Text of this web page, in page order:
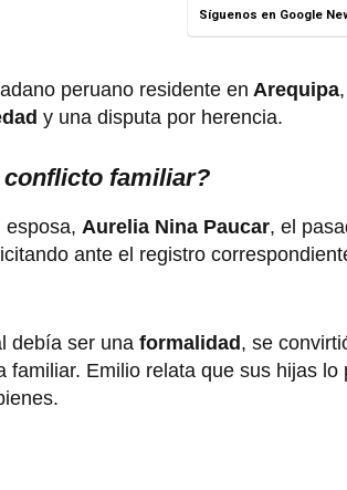
Síguenos en Google
peruano residente en Arequipa
y una disputa por herencia.
familiar?
esposa, Aurelia Nina Paucar, el
ante el registro
debía ser una formalidad , se
familiar. Emilio relata que sus hijas